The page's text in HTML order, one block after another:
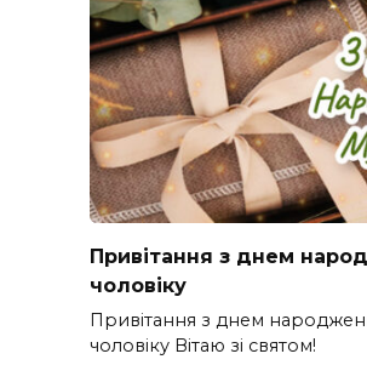
Привітання з днем
чоловіку
Привітання з днем
чоловіку Вітаю зі святом!